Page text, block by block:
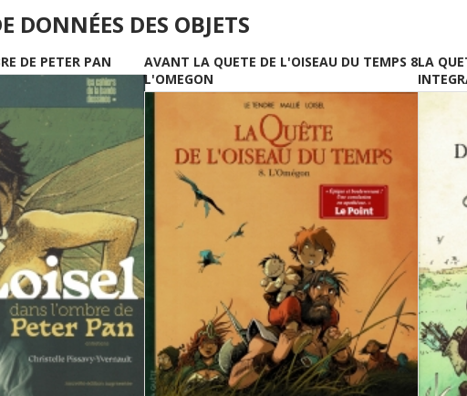
DONNÉES DES OBJETS
DE PETER PAN
AVANT LA QUETE DE L'OISEAU DU TEMPS 8
L'OMEGON
LA